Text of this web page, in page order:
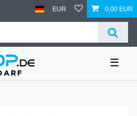
EUR 0,00 EUR
☰